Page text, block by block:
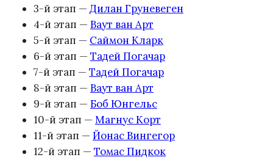
3-й этап — Дилан Груневеген
4-й этап — Ваут ван Арт
5-й этап — Саймон Кларк
6-й этап — Тадей Погачар
7-й этап — Тадей Погачар
8-й этап — Ваут ван Арт
9-й этап — Боб Юнгельс
10-й этап — Магнус Корт
11-й этап — Йонас Вингегор
12-й этап — Томас Пидкок